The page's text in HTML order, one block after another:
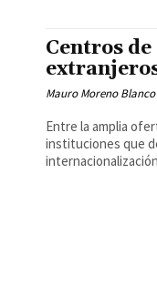
Centros
Mauro Moreno Blanco
Entre la amplia
instituciones que